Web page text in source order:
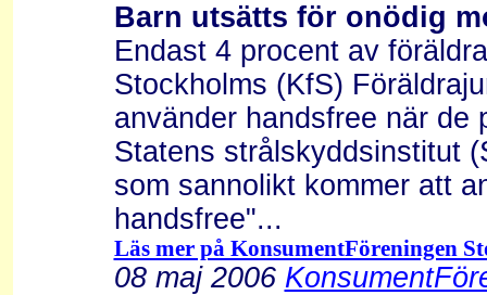
Barn utsätts för onödig
Endast 4 procent av
Stockholms (KfS)
använder handsfree när de
Statens strålskyddsinstitut
som sannolikt kommer att
handsfree"...
Läs mer på KonsumentFöreningen
08 maj 2006